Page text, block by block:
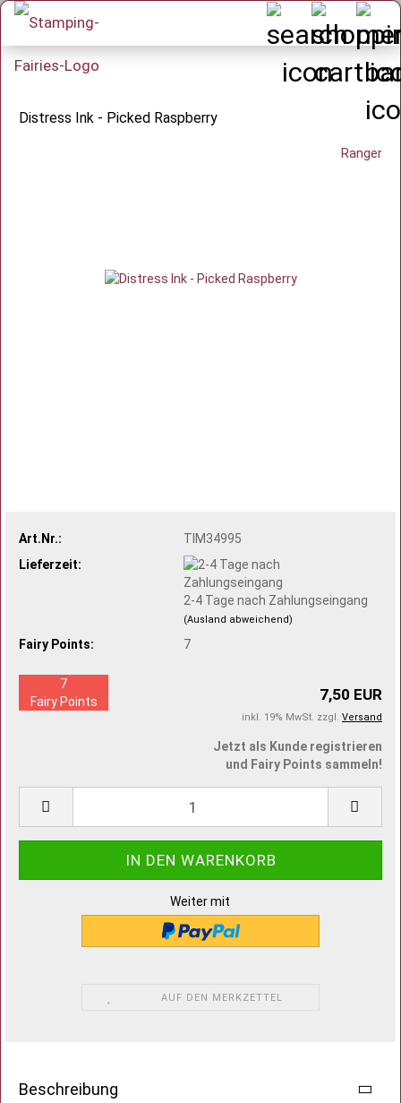
Distress Ink - Picked Raspberry
Ranger
Art.Nr.:
TIM34995
Lieferzeit:
2-4 Tage nach Zahlungseingang
(Ausland abweichend)
Fairy Points: 7
7,50 EUR
inkl. 19% MwSt. zzgl. Versand
7
Fairy Points
Jetzt als Kunde registrieren
und Fairy Points sammeln!
Weiter mit
AUF DEN MERKZETTEL
Beschreibung